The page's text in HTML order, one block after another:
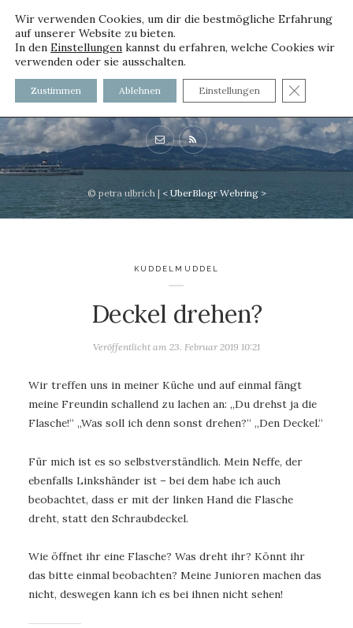
voller worte
mit und ohne Innenfutter
© petra ulbrich | < UberBlogr Webring >
KUDDELMUDDEL
Deckel drehen?
Veröffentlicht am 23. Februar 2019 10:21
Wir treffen uns in meiner Küche und auf einmal fängt
meine Freundin schallend zu lachen an: „Du drehst ja die
Flasche!“ „Was soll ich denn sonst drehen?“ „Den Deckel.“
Für mich ist es so selbstverständlich. Mein Neffe, der
ebenfalls Linkshänder ist – bei dem habe ich auch
beobachtet, dass er mit der linken Hand die Flasche
dreht, statt den Schraubdeckel.
Wie öffnet ihr eine Flasche? Was dreht ihr? Könnt ihr
das bitte einmal beobachten? Meine Junioren machen das
nicht, deswegen kann ich es bei ihnen nicht sehen!
Wir verwenden Cookies, um dir die bestmögliche Erfahrung
auf unserer Website zu bieten.
In den Einstellungen kannst du erfahren, welche Cookies wir
verwenden oder sie ausschalten.
Zustimmen Ablehnen Einstellungen GDPR